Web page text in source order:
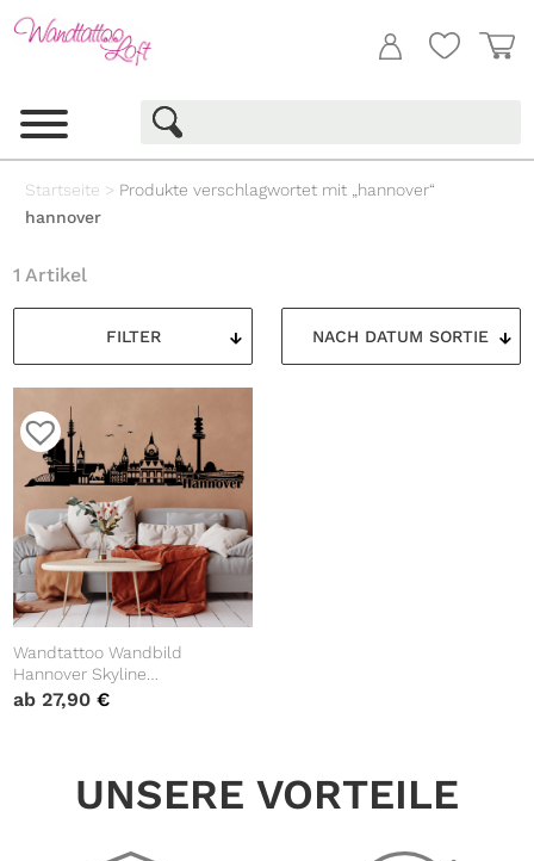
Startseite > Produkte verschlagwortet mit „hannover“
hannover
FILTER
1 Artikel
Wandtattoo Wandbild
Hannover Skyline
Niedersachsen, Heimat
ab27,90€
UNSERE VORTEILE